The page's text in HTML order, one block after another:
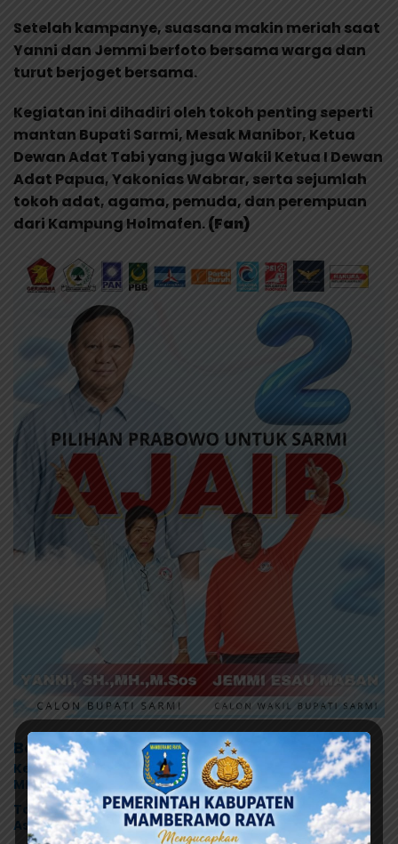
Setelah kampanye, suasana makin meriah saat
Yanni dan Jemmi berfoto bersama warga dan
turut berjoget bersama.
Kegiatan ini dihadiri oleh tokoh penting seperti
mantan Bupati Sarmi, Mesak Manibor, Ketua
Dewan Adat Tabi yang juga Wakil Ketua I Dewan
Adat Papua, Yakonias Wabrar, serta sejumlah
tokoh adat, agama, pemuda, dan perempuan
dari Kampung Holmafen.(Fan)
Berita Terkait
Ketua Komisi D DPRK Jayapura Desak Audit Dapur
MBG Usai Dugaan Keracunan Massal di Depapre
Tonny Tesar: Jangan Alergi terhadap Aksi Damai,
Aspirasi HAM Adalah Bagian dari Demokrasi